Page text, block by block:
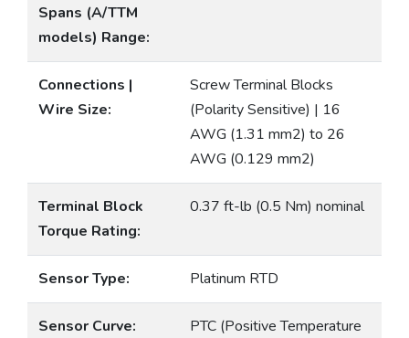
Spans (A/TTM
models) Range:
Connections |
Wire Size:
Screw Terminal Blocks
(Polarity Sensitive) | 16
AWG (1.31 mm2) to 26
AWG (0.129 mm2)
Terminal Block
Torque Rating:
0.37 ft-lb (0.5 Nm) nominal
Sensor Type: Platinum RTD
Sensor Curve:
PTC (Positive Temperature